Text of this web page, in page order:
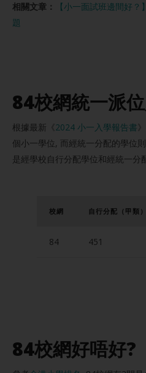
相關文章：
【小一面試班邊間好
題
84校網統一派
根據最新《 2024 小一入學報告書
個小一學位, 而經統一分配的學位
是經學校自行分配學位和經統一分
校網 自行分配 （甲類）
84 451
84校網好唔好?